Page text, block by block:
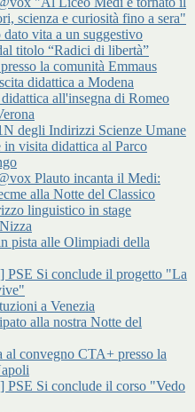
scienza e curiosità fino a sera"
vita a un suggestivo
titolo “Radici di libertà”
la comunità Emmaus
didattica a Modena
all'insegna di Romeo
degli Indirizzi Scienze Umane
visita didattica al Parco
Plauto incanta il Medi:
alla Notte del Classico
linguistico in stage
pista alle Olimpiadi della
PSE Si conclude il progetto "La
a Venezia
alla nostra Notte del
al convegno CTA+ presso la
PSE Si conclude il corso "Vedo